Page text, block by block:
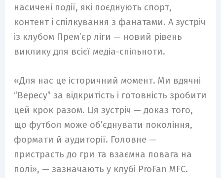
насичені події, які поєднують спорт,
контент і спілкування з фанатами. А зустріч
із клубом Премʼєр ліги — новий рівень
виклику для всієї медіа-спільноти.
«Для нас це історичний момент. Ми вдячні
“Вересу” за відкритість і готовність зробити
цей крок разом. Ця зустріч — доказ того,
що футбол може об’єднувати покоління,
формати й аудиторії. Головне —
пристрасть до гри та взаємна повага на
полі», — зазначають у клубі ProFan MFC.